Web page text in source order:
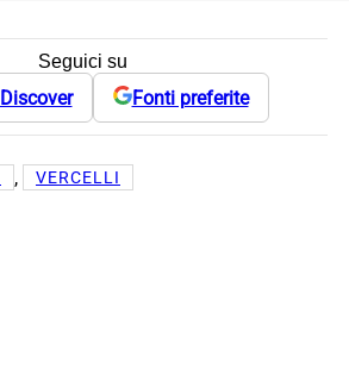
Seguici su
Discover Fonti preferite
, VERCELLI